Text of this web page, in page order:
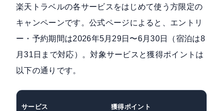
楽天トラベルの各サービスをはじめて使う方限定の
キャンペーンです。 公式ページによると、エントリ
ー・予約期間は2026年5月29日〜6月30日（宿泊は8
月31日まで対応）。対象サービスと獲得ポイントは
以下の通りです。
サービス 獲得ポイント